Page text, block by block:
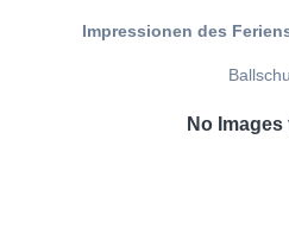
Impressionen des
No